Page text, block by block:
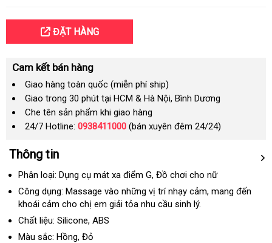
ĐẶT HÀNG
Cam kết bán hàng
Giao hàng toàn quốc (miễn phí ship)
Giao trong 30 phút tại HCM & Hà Nội, Bình Dương
Che tên sản phẩm khi giao hàng
24/7 Hotline: 0938411000 (bán xuyên đêm 24/24)
Thông tin
Phân loại: Dụng cụ mát xa điểm GÚc
, Đồ chơi cho nữ
Công dụng: Massage vào shopee
những vị trí nhạy cảmtiki
, mang đến
khoái cảm cho chị em giải tỏa nhu cầu sinh lý.
Chất liệu: Siliconegiao
hàng
, ABS
Màu sắc: Hồngbền
, Đỏ